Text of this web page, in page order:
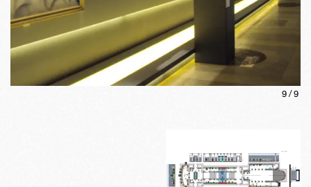
9 /9